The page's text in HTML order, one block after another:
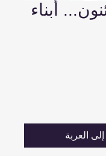
أبناء
العربة